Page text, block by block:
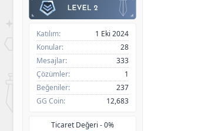
Katılım
1 Eki 2024
Konular
28
Mesajlar
333
Çözümler
1
Beğeniler
237
GG Coin
12,683
Ticaret Değeri -0%